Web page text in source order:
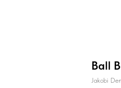
Ball
Jakobi